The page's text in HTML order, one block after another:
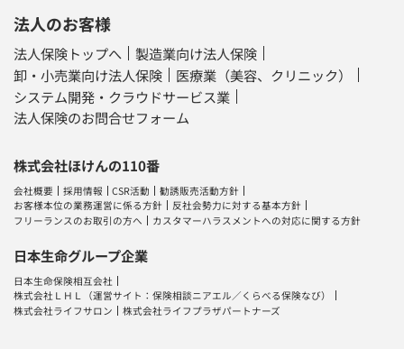
法人のお客様
法人保険トップへ
製造業向け法人保険
卸・小売業向け法人保険
医療業（美容、クリニック）
システム開発・クラウドサービス業
法人保険のお問合せフォーム
株式会社ほけんの110番
会社概要 採用情報 CSR活動
勧誘販売活動方針
お客様本位の業務運営に係る方針
反社会勢力に対する基本方針
フリーランスのお取引の方へ
カスタマーハラスメントへの対応に関する方針
日本生命グループ企業
日本生命保険相互会社
株式会社ＬＨＬ （運営サイト：保険相談ニアエル／ くらべる保険なび）
株式会社ライフサロン
株式会社ライフプラザパートナーズ